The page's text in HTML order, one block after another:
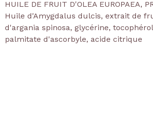
HUILE DE FRUIT D'OLEA EUROPAEA,
Huile d'Amygdalus dulcis, extrait de
d'argania spinosa, glycérine,
palmitate d'ascorbyle, acide citrique